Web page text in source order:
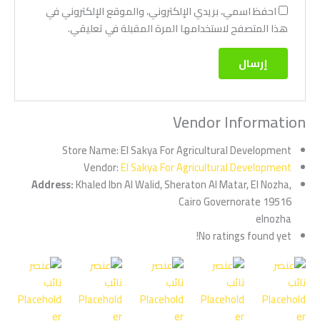
احفظ اسمي، بريدي الإلكتروني، والموقع الإلكتروني في
هذا المتصفح لاستخدامها المرة المقبلة في تعليقي.
Vendor Information
Store Name:El Sakya For Agricultural Development ‏
Vendor:El Sakya For Agricultural Development ‏
Address:Khaled Ibn Al Walid, Sheraton Al Matar, El Nozha,
Cairo Governorate 19516
elnozha
No ratings found yet!